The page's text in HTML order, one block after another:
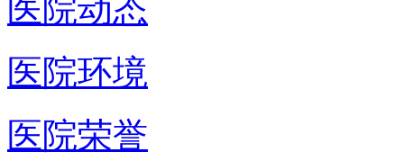
医院动态
医院环境
医院荣誉